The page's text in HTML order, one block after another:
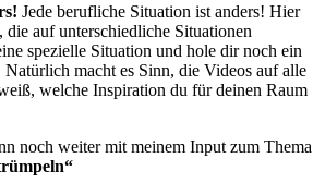
Jede berufliche Situation ist anders! Hier
, die auf unterschiedliche Situationen
spezielle Situation und hole dir noch ein
Natürlich macht es Sinn, die Videos auf alle
welche Inspiration du für deinen Raum
noch weiter mit meinem Input zum Thema